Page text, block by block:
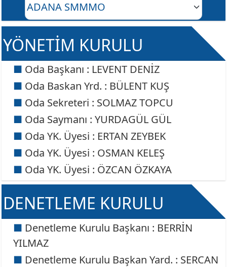
YÖNETİM KURULU
Oda Başkanı : LEVENT DENİZ
Oda Baskan Yrd. : BÜLENT KUŞ
Oda Sekreteri : SOLMAZ TOPCU
Oda Saymanı : YURDAGÜL GÜL
Oda YK. Üyesi : ERTAN ZEYBEK
Oda YK. Üyesi : OSMAN KELEŞ
Oda YK. Üyesi : ÖZCAN ÖZKAYA
DENETLEME KURULU
Denetleme Kurulu Başkanı : BERRİN
YILMAZ
Denetleme Kurulu Başkan Yard. : SERCAN